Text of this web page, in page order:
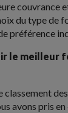
couvrance
du type de
préférence
le meilleur
avons pris